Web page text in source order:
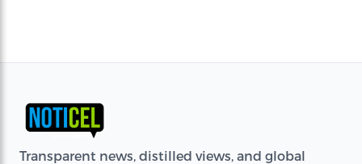
Transparent news, distilled views, and global